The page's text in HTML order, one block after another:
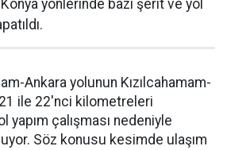
Konya yönlerinde bazı şerit ve yol
Ankara yolunun Kızılcahamam-
ile 22'nci kilometreleri
yapım çalışması nedeniyle
Söz konusu kesimde ulaşım